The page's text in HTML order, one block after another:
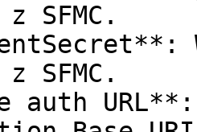
SFMC.
SFMC.